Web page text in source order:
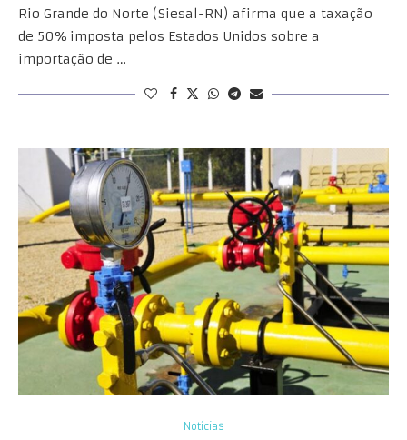
Rio Grande do Norte (Siesal-RN) afirma que a taxação
de 50% imposta pelos Estados Unidos sobre a
importação de …
Notícias